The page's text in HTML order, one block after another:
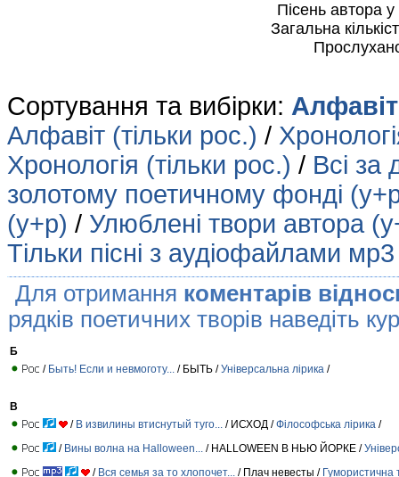
Пісень автора
Загальна
Сортування та вибірки:
Алфавіт (тільки рос.) /
Хронологія (тільки рос.) / Всі за
золотому поетичному фонді
(у+р) / Улюблені твори автора
Тільки пісні з аудіофайлами
Для отримання коментарів
рядків поетичних творів наведіть
Б
/ Быть! Если и невмоготу... / БЫТЬ /Універсальна лірика /
В
/ В извилины втиснутый туго... / ИСХОД /Філософська лірика /
/ Вины волна на Halloween... / HALLOWEEN В НЬЮ ЙОРКЕ /
/ Вся семья за то хлопочет... / Плач невесты / Гумористична